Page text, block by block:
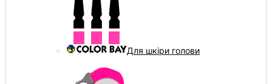
Для шкіри голови